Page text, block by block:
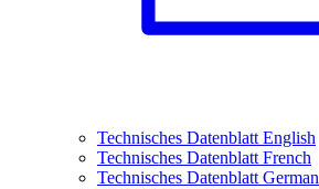
Technisches Datenblatt English
Technisches Datenblatt French
Technisches Datenblatt German